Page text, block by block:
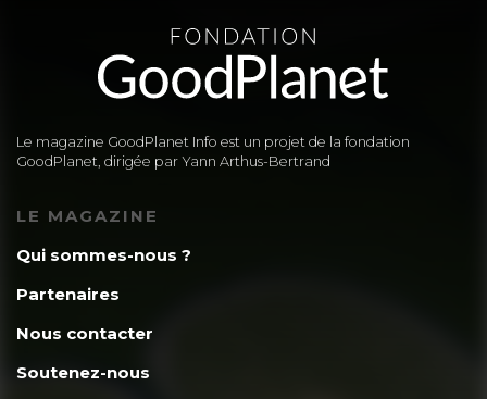
Le magazine GoodPlanet Info est un projet de la fondation
GoodPlanet, dirigée par Yann Arthus-Bertrand
LE MAGAZINE
Qui sommes-nous ?
Partenaires
Nous contacter
Soutenez-nous